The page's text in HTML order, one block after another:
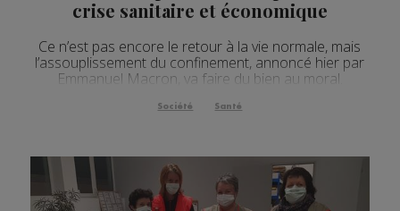
crise sanitaire et économique
Ce n’est pas encore le retour à la vie normale, mais
l’assouplissement du confinement, annoncé hier par
Emmanuel Macron, va faire du bien au moral.
Société Santé